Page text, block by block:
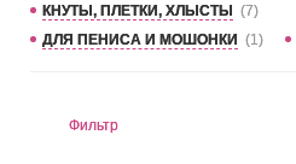
КНУТЫ, ПЛЕТКИ, ХЛЫСТЫ (7)
ДЛЯ ПЕНИСА И МОШОНКИ (1)
Фильтр